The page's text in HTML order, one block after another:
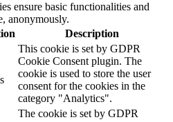
ensure basic functionalities and
anonymously.
Description
This cookie is set by GDPR
Cookie Consent plugin. The
cookie is used to store the user
consent for the cookies in the
category "Analytics".
The cookie is set by GDPR